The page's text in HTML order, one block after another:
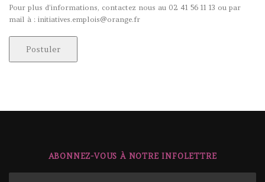
Pour plus d’informations, contactez nous au 02 41 56 11 13 ou par
mail à : initiatives.emplois@orange.fr
ABONNEZ-VOUS À NOTRE INFOLETTRE